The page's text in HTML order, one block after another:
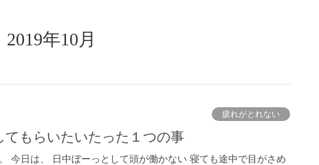
2019年10月
疲れがとれない
てもらいたいたった１つの事
今日は、 日中ぼーっとして頭が働かない 寝ても途中で目がさめ